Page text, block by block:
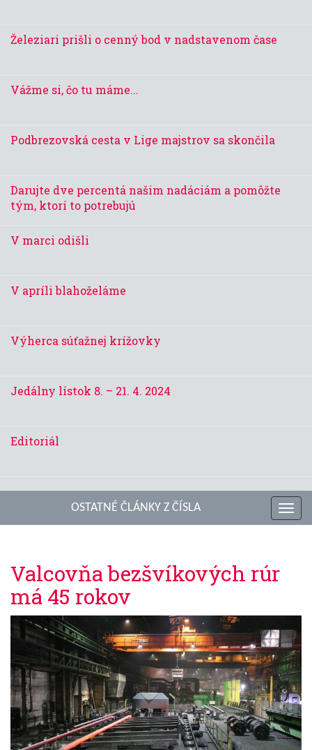
Železiari prišli o cenný bod v nadstavenom čase
Vážme si, čo tu máme...
Podbrezovská cesta v Lige majstrov sa skončila
Darujte dve percentá našim nadáciám a pomôžte
tým, ktorí to potrebujú
V marci odišli
V apríli blahoželáme
Výherca súťažnej krížovky
Jedálny lístok 8. – 21. 4. 2024
Editoriál
OSTATNÉ ČLÁNKY Z ČÍSLA
Valcovňa bezšvíkových rúr
má 45 rokov